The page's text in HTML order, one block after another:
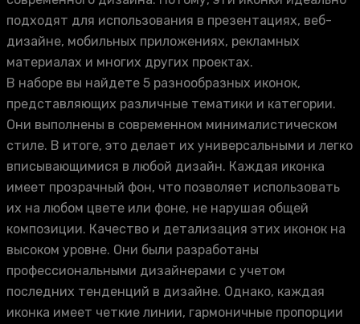
подходят для использования в презентациях, веб-
дизайне, мобильных приложениях, рекламных
материалах и многих других проектах.
В наборе вы найдете 5 разнообразных иконок,
представляющих различные тематики и категории.
Они выполнены в современном минималистическом
стиле. В итоге, это делает их универсальными и легко
вписывающимися в любой дизайн. Каждая иконка
имеет прозрачный фон, что позволяет использовать
их на любом цвете или фоне, не нарушая общей
композиции. Качество и детализация этих иконок на
высоком уровне. Они были разработаны
профессиональными дизайнерами с учетом
последних тенденций в дизайне. Однако, каждая
иконка имеет четкие линии, гармоничные пропорции